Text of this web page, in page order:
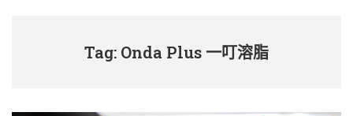
Tag: Onda Plus 一叮溶脂